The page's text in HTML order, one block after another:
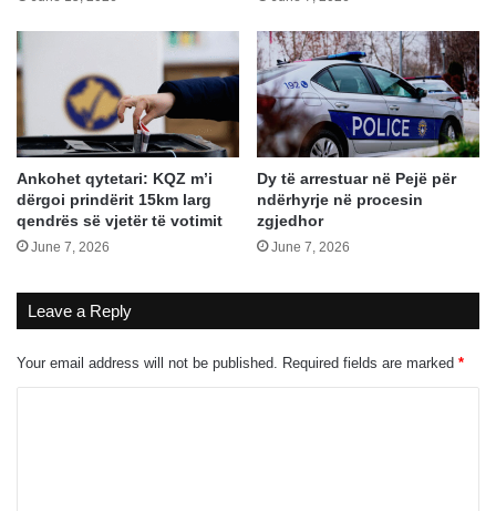
Ankohet qytetari: KQZ m’i
dërgoi prindërit 15km larg
qendrës së vjetër të votimit
June 7, 2026
Dy të arrestuar në Pejë për
ndërhyrje në procesin
zgjedhor
June 7, 2026
Leave a Reply
Your email address will not be published. Required fields are marked *